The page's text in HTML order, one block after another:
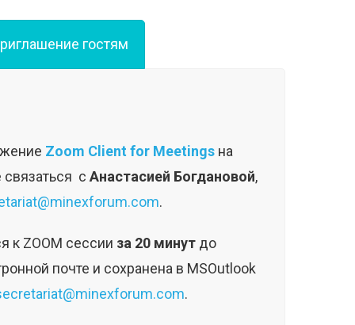
гостям
Zoom Client for Meetings на
с Анастасией Богдановой,
.
к ZOOM сессии за 20 минут до
почте и сохранена в MSOutlook
.